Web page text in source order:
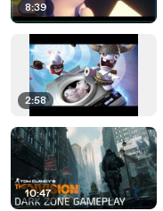
8:39
2:58
10:47